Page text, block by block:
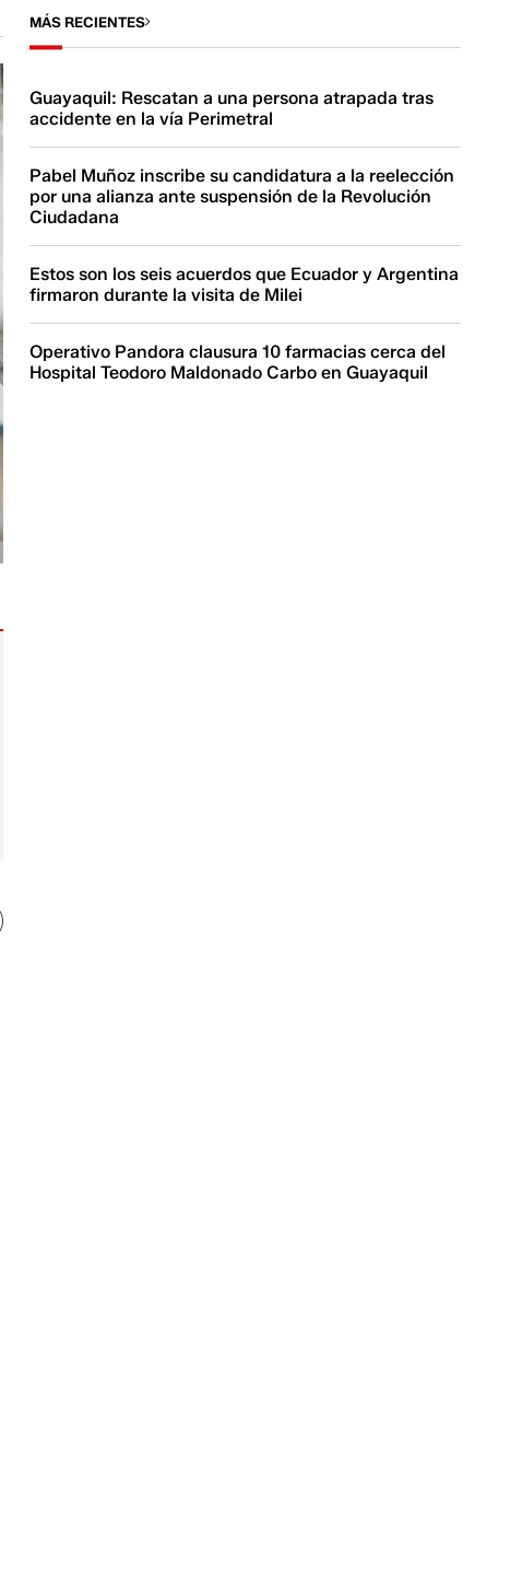
MÁS RECIENTES
Guayaquil: Rescatan a una persona atrapada tras
accidente en la vía Perimetral
Pabel Muñoz inscribe su candidatura a la reelección
por una alianza ante suspensión de la Revolución
Ciudadana
Estos son los seis acuerdos que Ecuador y Argentina
firmaron durante la visita de Milei
Operativo Pandora clausura 10 farmacias cerca del
Hospital Teodoro Maldonado Carbo en Guayaquil